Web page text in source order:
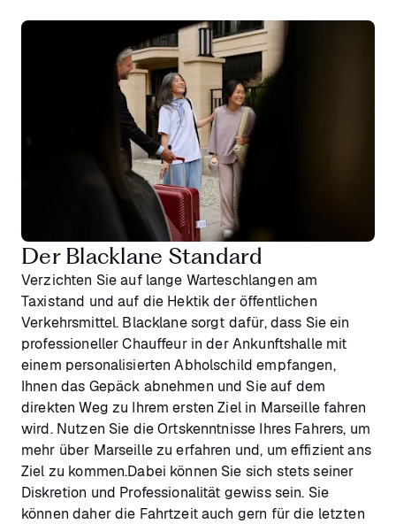
Der Blacklane Standard
Verzichten Sie auf lange Warteschlangen am
Taxistand und auf die Hektik der öffentlichen
Verkehrsmittel. Blacklane sorgt dafür, dass Sie ein
professioneller Chauffeur in der Ankunftshalle mit
einem personalisierten Abholschild empfangen,
Ihnen das Gepäck abnehmen und Sie auf dem
direkten Weg zu Ihrem ersten Ziel in Marseille fahren
wird. Nutzen Sie die Ortskenntnisse Ihres Fahrers, um
mehr über Marseille zu erfahren und, um effizient ans
Ziel zu kommen.Dabei können Sie sich stets seiner
Diskretion und Professionalität gewiss sein. Sie
können daher die Fahrtzeit auch gern für die letzten